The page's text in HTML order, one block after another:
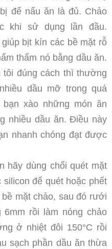
để nấu ăn là đủ. Chảo
khi sử dụng lần đầu.
bịt kín các bề mặt rỗ
thấm nó bằng dầu ăn.
đúng cách thì thường
dầu mỡ trong quá
xào những món ăn
nhiều dầu ăn. Điều này
nhanh chóng đạt được
hãy dùng chổi quét mặt
để quét hoặc phết
mặt chảo, sau đó rưới
6mm rồi làm nóng chảo
ở nhiệt đôi 150°C rồi
sạch phần dầu ăn thừa